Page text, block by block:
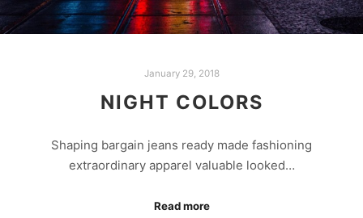
January 29, 2018
NIGHT COLORS
Shaping bargain jeans ready made fashioning
extraordinary apparel valuable looked…
Read more